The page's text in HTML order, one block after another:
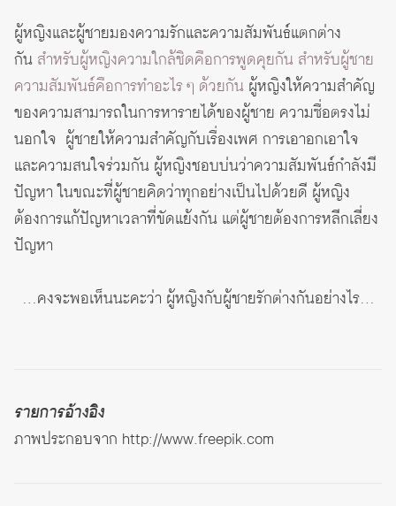
ผู้หญิงและผู้ชายมองความรักและความสัมพันธ์แตกต่าง
กัน สำหรับผู้หญิงความใกล้ชิดคือการพูดคุยกัน สำหรับผู้ชาย
ความสัมพันธ์คือการทำอะไร ๆ ด้วยกัน ผู้หญิงให้ความสำคัญ
ของความสามารถในการหารายได้ของผู้ชาย ความซื่อตรงไม่
นอกใจ ผู้ชายให้ความสำคัญกับเรื่องเพศ การเอาอกเอาใจ
และความสนใจร่วมกัน ผู้หญิงชอบบ่นว่าความสัมพันธ์กำลังมี
ปัญหา ในขณะที่ผู้ชายคิดว่าทุกอย่างเป็นไปด้วยดี ผู้หญิง
ต้องการแก้ปัญหาเวลาที่ขัดแย้งกัน แต่ผู้ชายต้องการหลีกเลี่ยง
ปัญหา
…คงจะพอเห็นนะคะว่า ผู้หญิงกับผู้ชายรักต่างกันอย่างไร…
รายการอ้างอิง
ภาพประกอบจาก http://www.freepik.com